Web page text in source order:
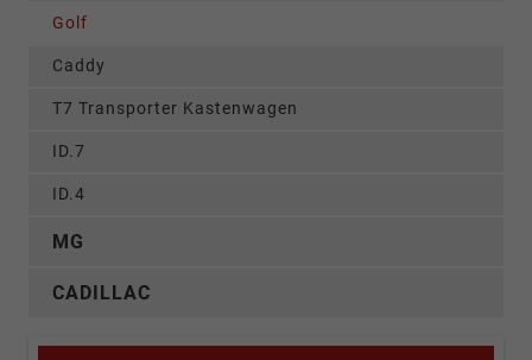
Golf
Caddy
T7 Transporter Kastenwagen
ID.7
ID.4
MG
CADILLAC